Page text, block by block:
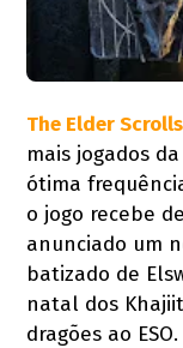
The Elder
mais jogados
ótima
o jogo recebe
anunciado um
batizado de
natal dos
dragões ao